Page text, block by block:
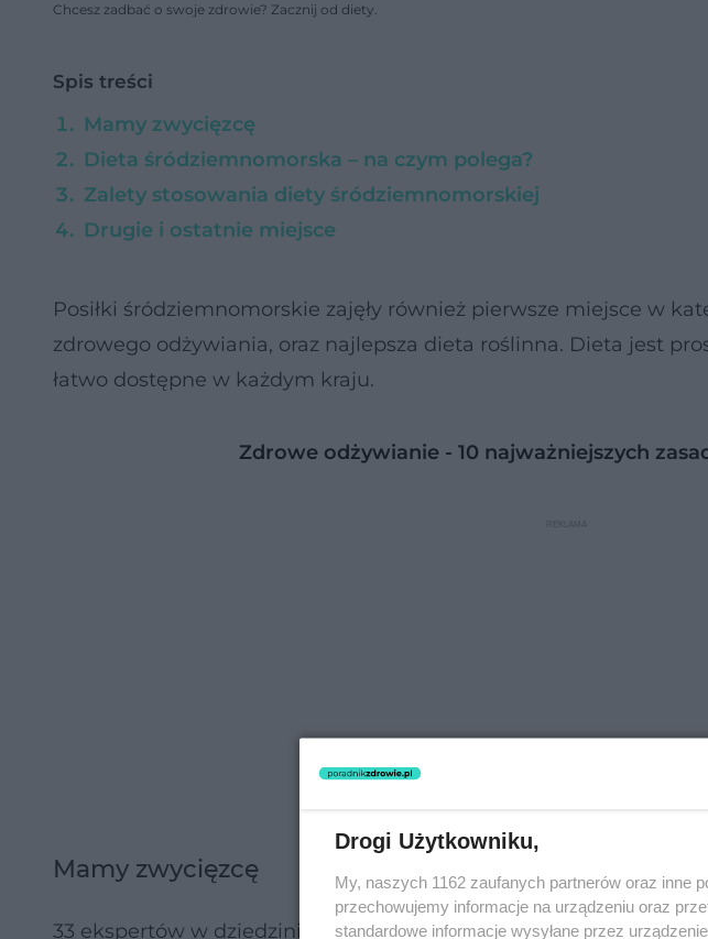
Chcesz zadbać o swoje zdrowie? Zacznij od diety.
Spis treści
Mamy zwycięzcę
Dieta śródziemnomorska – na czym polega?
Zalety stosowania diety śródziemnomorskiej
Drugie i ostatnie miejsce
Posiłki śródziemnomorskie zajęły również pierwsze miejsce w
zdrowego odżywiania, oraz najlepsza dieta roślinna. Dieta jest
łatwo dostępne w każdym kraju.
Zdrowe odżywianie - 10 najważniejszych
Mamy zwycięzcę
33 ekspertów w dziedzinie żywienia, otyłości, psychologii
Drogi Użytkowniku,
My, naszych 1162 zaufanych partnerów oraz inne
przechowujemy informacje na urządzeniu oraz
standardowe informacje wysyłane przez